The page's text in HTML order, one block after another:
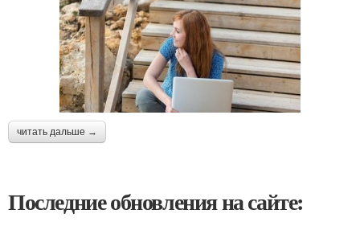
читать дальше →
Последние обновления на сайте: